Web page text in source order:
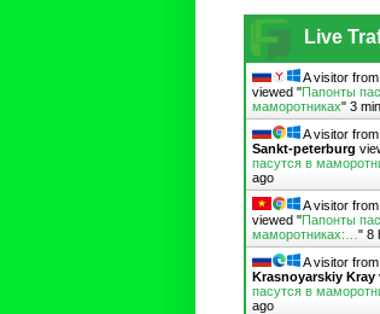
Live
A visitor from
viewed "Папонты
маморотниках" 4
A visitor from
Sankt-peterburg
пасутся в
ago
A visitor from
viewed "Папонты
маморотниках:… " 8
A visitor from
Krasnoyarskiy Kray
пасутся в
ago